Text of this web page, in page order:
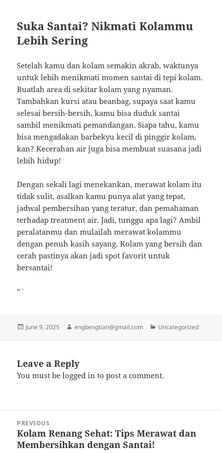
Suka Santai? Nikmati Kolammu
Lebih Sering
Setelah kamu dan kolam semakin akrab, waktunya
untuk lebih menikmati momen santai di tepi kolam.
Buatlah area di sekitar kolam yang nyaman.
Tambahkan kursi atau beanbag, supaya saat kamu
selesai bersih-bersih, kamu bisa duduk santai
sambil menikmati pemandangan. Siapa tahu, kamu
bisa mengadakan barbekyu kecil di pinggir kolam,
kan? Kecerahan air juga bisa membuat suasana jadi
lebih hidup!
Dengan sekali lagi menekankan, merawat kolam itu
tidak sulit, asalkan kamu punya alat yang tepat,
jadwal pembersihan yang teratur, dan pemahaman
terhadap treatment air. Jadi, tunggu apa lagi? Ambil
peralatanmu dan mulailah merawat kolammu
dengan penuh kasih sayang. Kolam yang bersih dan
cerah pastinya akan jadi spot favorit untuk
bersantai!
“`
Posted
June 9, 2025 Author
engbengtian@gmail.com Categories
Uncategorized
Leave a Reply
You must belogged in to post a comment.
navigation
PREVIOUS
Previous
post:
Kolam Renang Sehat: Tips Merawat dan
Membersihkan dengan Santai!